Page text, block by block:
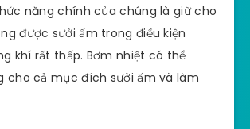
năng chính của chúng là giữ cho
được sưởi ấm trong điều kiện
khí rất thấp. Bơm nhiệt có thể
cho cả mục đích sưởi ấm và làm